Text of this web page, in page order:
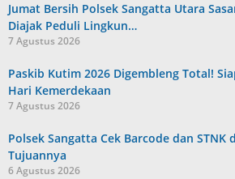
Jumat Bersih Polsek Sangatta Utara
Diajak Peduli Lingkun…
7 Agustus 2026
Paskib Kutim 2026 Digembleng Total!
Hari Kemerdekaan
7 Agustus 2026
Polsek Sangatta Cek Barcode dan STNK
Tujuannya
6 Agustus 2026